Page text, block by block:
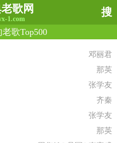
歌网
1.com
搜
歌Top500
邓丽君
那英
张学友
齐秦
张学友
那英